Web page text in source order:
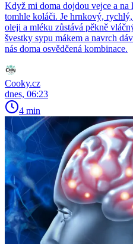
Když mi doma dojdou vejce a na
tomhle koláči. Je hrnkový,
oleji a mléku zůstává pěkně
švestky sypu mákem a navrch
nás doma osvědčená kombinace.
Cooky.cz
dnes, 06:23
4 min